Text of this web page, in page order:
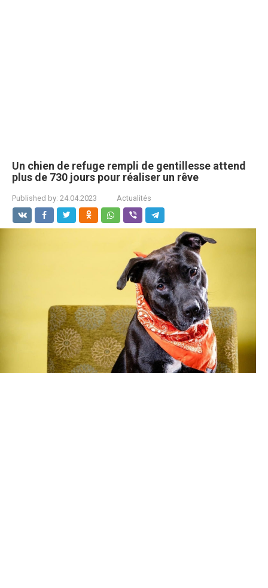
Un chien de refuge rempli de gentillesse attend
plus de 730 jours pour réaliser un rêve
Published by: 24.04.2023 Actualités